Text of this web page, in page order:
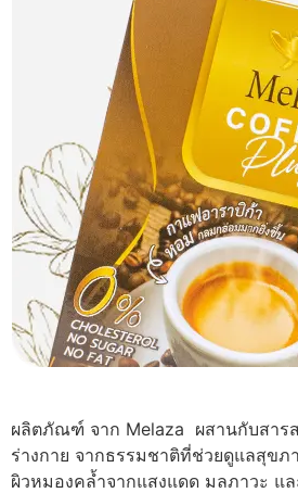
ผลิตภัณฑ์ จาก Melaza ผสานกับสาร
ร่างกาย จากธรรมชาติที่ช่วยดูแลสุข
ผิวหมองคล้ำจากแสงแดด มลภาวะ แ